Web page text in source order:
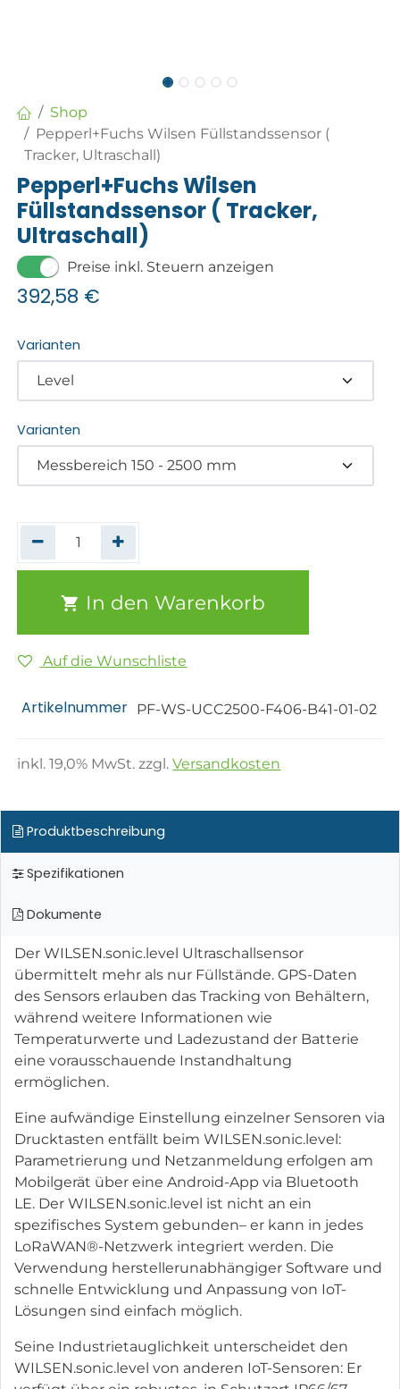
Shop
Pepperl+Fuchs Wilsen Füllstandssensor (
Tracker, Ultraschall)
Pepperl+Fuchs Wilsen
Füllstandssensor ( Tracker,
Ultraschall)
Preise inkl. Steuern anzeigen
392,58 €
Varianten
Varianten
In den Warenkorb
Auf die Wunschliste
Artikelnummer PF-WS-UCC2500-F406-B41-01-02
inkl.19,0% MwSt. zzgl.Versandkosten
Produktbeschreibung
Spezifikationen
Dokumente
Der WILSEN.sonic.level Ultraschallsensor
übermittelt mehr als nur Füllstände. GPS-Daten
des Sensors erlauben das Tracking von Behältern,
während weitere Informationen wie
Temperaturwerte und Ladezustand der Batterie
eine vorausschauende Instandhaltung
ermöglichen.
Eine aufwändige Einstellung einzelner Sensoren via
Drucktasten entfällt beim WILSEN.sonic.level:
Parametrierung und Netzanmeldung erfolgen am
Mobilgerät über eine Android-App via Bluetooth
LE. Der WILSEN.sonic.level ist nicht an ein
spezifisches System gebunden– er kann in jedes
LoRaWAN®-Netzwerk integriert werden. Die
Verwendung herstellerunabhängiger Software und
schnelle Entwicklung und Anpassung von IoT-
Lösungen sind einfach möglich.
Seine Industrietauglichkeit unterscheidet den
WILSEN.sonic.level von anderen IoT-Sensoren: Er